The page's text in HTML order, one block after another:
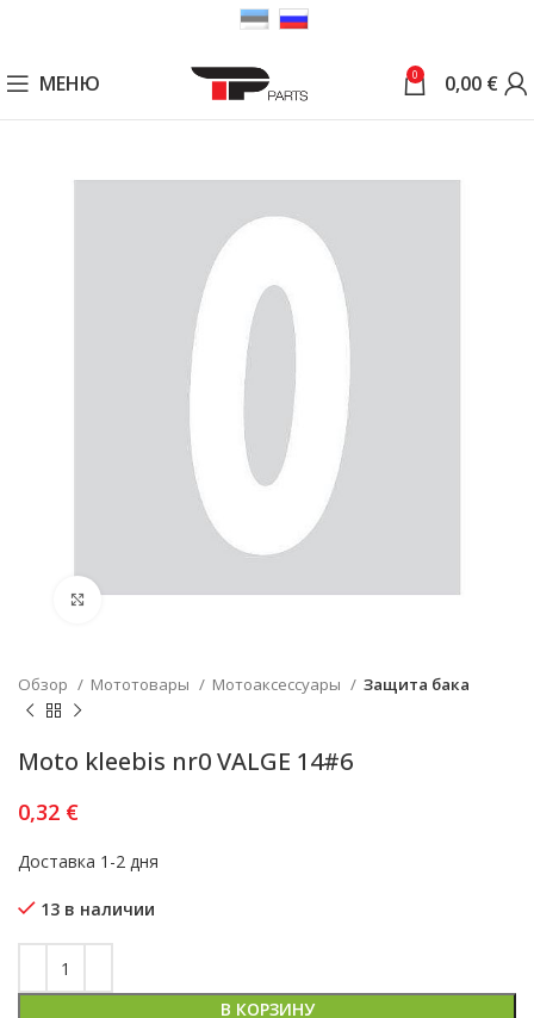
МЕНЮ 0 0,00 €
Увеличить
Обзор Мототовары Мотоаксессуары Защита бака
Moto kleebis nr0 VALGE 14#6
0,32 €
Доставка 1-2 дня
13 в наличии
В КОРЗИНУ